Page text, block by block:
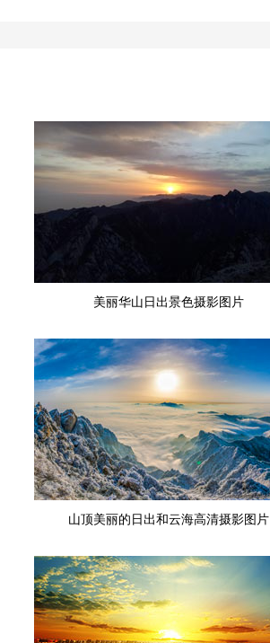
美丽华山日出景色摄影图片
山顶美丽的日出和云海高清摄影图片